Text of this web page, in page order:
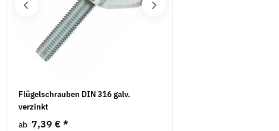
Flügelschrauben DIN 316 galv.
verzinkt
ab 7,39 € *